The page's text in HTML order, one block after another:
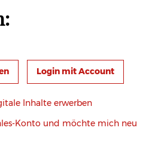
Login mit Account
Inhalte erwerben
Konto und möchte mich neu